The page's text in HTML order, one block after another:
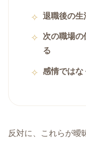
退職後の生
次の職場
る
感情ではな
反対に、これらが曖